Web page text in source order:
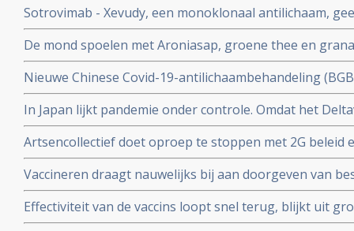
Sotrovimab - Xevudy, een monoklonaal antilichaam,
bij patienten die reeds besmet zijn. EMA gaat snel
gebruik in Europa.
De mond spoelen met Aroniasap, groene thee en
het coronavirus - Covid-19 virus en geeft 80 tot 97
doorgeven van virus.
Nieuwe Chinese Covid-19-antilichaambehandeling
Covid-19 - coronavirus is veelbelovend en
Chinese coronapatienten
In Japan lijkt pandemie onder controle. Omdat het
gemuteerd of omdat er veel ivermectine wordt
Artsencollectief doet oproep te stoppen met 2G beleid
de druk op de zorg te verminderen
Vaccineren draagt nauwelijks bij aan doorgeven van
vaccineren lijkt juist doorgeven van besmettingen en
stimuleren. Bewijst groot internationaal onderzoek in
Effectiviteit van de vaccins loopt snel terug, blijkt uit
onder 800.000 veteranen.